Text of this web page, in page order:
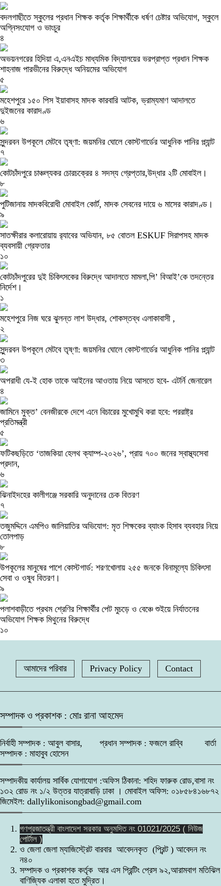
বদলগাছীতে স্কুলের প্রধান শিক্ষক কর্তৃক শিক্ষার্থীকে ধর্ষণ চেষ্টার অভিযোগ, স্কুলে
অগ্নিসংযোগ ও ভাংচুর
৪
অভয়নগরের হিদিয়া এ,এনএইচ মাধ্যমিক বিদ্যালয়ের ভরপ্রাপ্ত প্রধান শিক্ষক
শাহনাজ পারভীনের বিরুদ্ধে অনিয়মের অভিযোগ
৫
মহেশপুরে ১৫০ পিস ইয়াবাসহ মাদক কারবারি আটক, ভ্রাম্যমাণ আদালতে
দুইজনের কারাদণ্ড
৬
সুন্দরবন উপকূলে মেটবে তৃষ্ণা: জয়মনির ঘোলে কোস্টগার্ডের আধুনিক পানির প্ল্যান্ট
৭
কোটচাঁদপুরে চাঞ্চল্যকর চোরচক্রের ৪ সদস্য গ্রেপ্তার,উদ্ধার ২টি মোবাইল।
৮
পুটিজানায় মাদকবিরোধী মোবাইল কোর্ট, মাদক সেবনের দায়ে ৬ মাসের কারাদণ্ড।
৯
সাতক্ষীরার কলারোয়ায় র‍্যাবের অভিযান, ৮৫ বোতল ESKUF সিরাপসহ মাদক
ব্যবসায়ী গ্রেফতার
১০
কোটচাঁদপুরের দুই চিকিৎসকের বিরুদ্ধে আদালতে মামলা,পি’ বিআই’কে তদন্তের
নির্দেশ।
১
মহেশপুরে নিজ ঘরে ঝুলন্ত লাশ উদ্ধার, শোকস্তব্ধ এলাকাবাসী ,
২
সুন্দরবন উপকূলে মেটবে তৃষ্ণা: জয়মনির ঘোলে কোস্টগার্ডের আধুনিক পানির প্ল্যান্ট
৩
অপরাধী যে-ই হোক তাকে আইনের আওতায় নিয়ে আসতে হবে- এটর্নি জেনারেল
৪
জামিনে মুক্ত’ বেনজীরকে দেশে এনে বিচারের মুখোমুখি করা হবে: পররাষ্ট্র
প্রতিমন্ত্রী
৫
ফটিকছড়িতে ‘তাজকিয়া হেলথ ক্যাম্প-২০২৬’, প্রায় ৭০০ জনের স্বাস্থ্যসেবা
প্রদান,
৬
ঝিনাইদহের কালীগঞ্জে সরকারি অনুদানের চেক বিতরণ
৭
তজুমদ্দিনে এমপিও জালিয়াতির অভিযোগ: মৃত শিক্ষকের ব্যাংক হিসাব ব্যবহার নিয়ে
তোলপাড়
৮
উপকূলের মানুষের পাশে কোস্টগার্ড: শরণখোলায় ২৫৫ জনকে বিনামূল্যে চিকিৎসা
সেবা ও ওষুধ বিতরণ।
৯
পলাশবাড়ীতে প্রথম শ্রেণির শিক্ষার্থীর পেট মুচড়ে ও বেঞ্চে শুইয়ে নির্যাতনের
অভিযোগ শিক্ষক মিথুনের বিরুদ্ধে
১০
আমাদের পরিবার Privacy Policy Contact
সম্পাদক ও প্রকাশক : মোঃ রানা আহমেদ
নির্বাহী সম্পাদক : আবুল বাসার, প্রধান সম্পাদক : ফজলে রাব্বি বার্তা
সম্পাদক : মাহাবুব হোসেন
সম্পাদকীয় কার্যালয় সার্বিক যোগাযোগ :অফিস ঠিকানা: শহিদ ফারুক রোড,বাসা নং
১৩২ রোড নং ১/২ উত্তর যাত্রাবাড়ি ঢাকা । মোবাইল অফিস: ০১৮৫৮৪১৬৮৭২
জিমেইল: dallylikonisongbad@gmail.com
গণপ্রজাতন্ত্রী বাংলাদেশ সরকার অনুমদিত নং 01021/2025 ( নিউজ
পোর্টাল )
ও জেলা জেলা ম্যাজিস্ট্রেট বারবার আবেদনকৃত (প্রিন্ট ) আবেদন নং
ন৪০
সম্পাদক ও প্রকাশক কর্তৃক আর এস প্রিন্টিং প্রেস ৯২,আরামবাগ মতিঝিল
বাণিজ্যিক এলাকা হতে মুদ্রিত।